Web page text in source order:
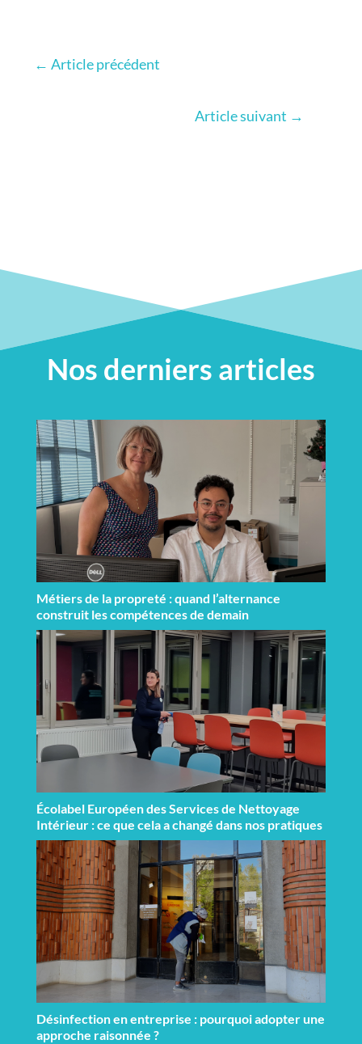
← Article précédent
Article suivant →
Nos derniers articles
Métiers de la propreté : quand l’alternance
construit les compétences de demain
Écolabel Européen des Services de Nettoyage
Intérieur : ce que cela a changé dans nos pratiques
Désinfection en entreprise : pourquoi adopter une
approche raisonnée ?